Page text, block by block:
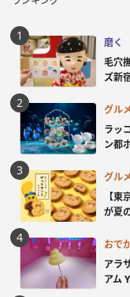
磨く
毛穴
ズ新
グル
ラッ
ン都
グル
【
が夏
おで
アラ
アム